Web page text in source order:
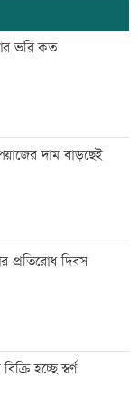
প্রথম সবুজ বিপ্লবের
ব্যাগ প্রকল্পে
মানববন্ধন
কৃষি শ্রমিক নেবে
ভরি কত
দাম বাড়ছেই
প্রতিরোধ দিবস
হচ্ছে স্বর্ণ